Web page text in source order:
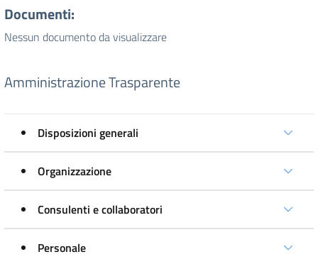
Documenti:
Nessun documento da visualizzare
Amministrazione Trasparente
Disposizioni generali
Organizzazione
Consulenti e collaboratori
Personale